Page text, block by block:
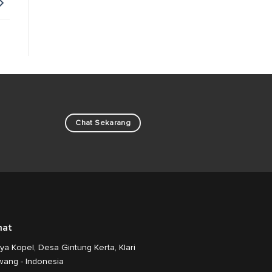
Chat Sekarang
Kopel, Desa Gintung Kerta, Klari
- Indonesia